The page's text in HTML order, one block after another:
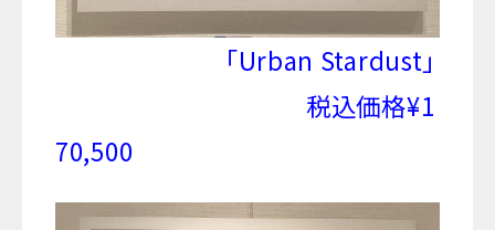
「Urban Stardust」
税込価格¥1
70,500